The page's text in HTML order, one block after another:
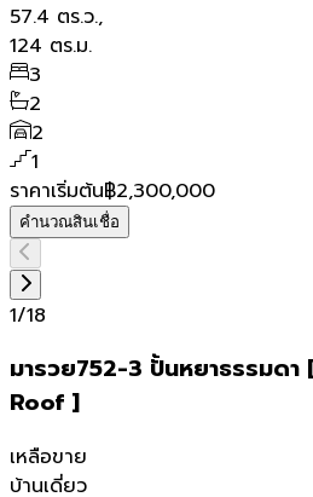
57.4 ตร.ว.,
124 ตร.ม.
3
2
2
1
ราคาเริ่มต้น฿2,300,000
คำนวณสินเชื่อ
1/18
มารวย752-3 ปั้นหยาธรรมด
Roof ]
เหลือขาย
บ้านเดี่ยว